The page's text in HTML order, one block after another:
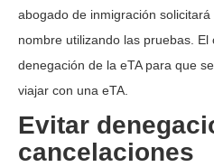
abogado de inmigración
nombre utilizando las pruebas.
denegación de la eTA para que
viajar con una eTA.
Evitar
cancelaciones